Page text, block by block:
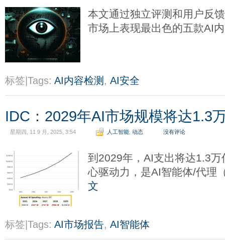
本文通过独立评测和用户反
市场上表现最出色的五款AI
标签|Tags: AI内容检测 , AI安全
IDC：2029年AI市场规模将达1.3
星期四, 11 9 月, 2025, 3:54 人工智能 动态 没有评论
到2029年，AI支出将达1.3
心驱动力，是AI智能体/代理
文
标签|Tags: AI市场报告, AI智能体